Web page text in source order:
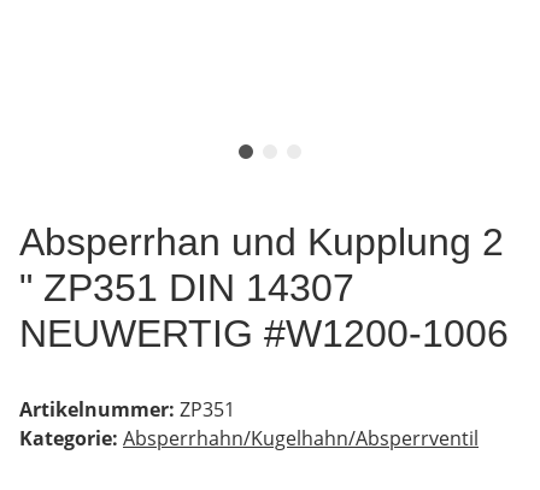
Absperrhan und Kupplung 2
" ZP351 DIN 14307
NEUWERTIG #W1200-1006
Artikelnummer: ZP351
Kategorie: Absperrhahn/Kugelhahn/Absperrventil